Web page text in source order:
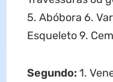
5. Abóbora 6.
Esqueleto 9.
Segundo: 1.